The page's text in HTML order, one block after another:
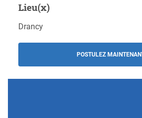
Lieu(x)
Drancy
POSTULEZ